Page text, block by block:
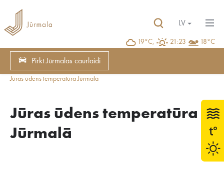
19°C, 21:23 18°C
LV
Pirkt Jūrmalas caurlaidi
Jūras ūdens temperatūra Jūrmalā
Jūras ūdens temperatūra
Jūrmalā